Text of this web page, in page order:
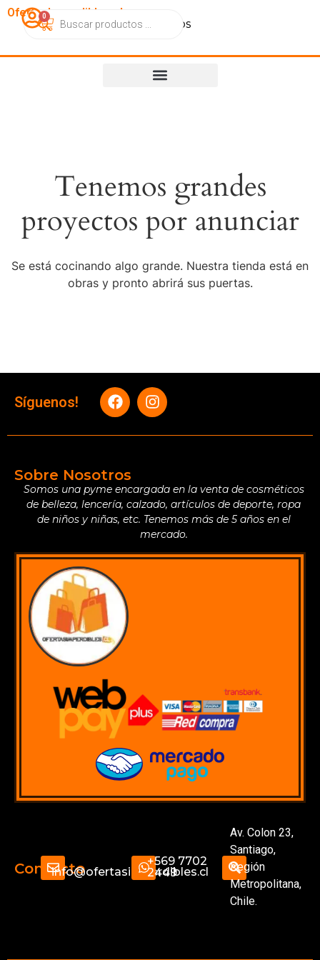
OfertasImperdibles.cl
CatálogoContactoNosotros
0
Tenemos grandes
proyectos por anunciar
Se está cocinando algo grande. Nuestra tienda está en
obras y pronto abrirá sus puertas.
Síguenos!
Sobre Nosotros
Somos una pyme encargada en la venta de cosméticos
de belleza, lencería, calzado, artículos de deporte, ropa
de niños y niñas, etc. Tenemos más de 5 años en el
mercado.
Contactoinfo@ofertasimperdibles.cl
+569 7702
2449
Av. Colon 23,
Santiago,
Región
Metropolitana,
Chile.